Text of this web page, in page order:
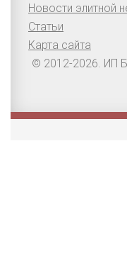
Новости элитной
Статьи
Карта сайта
© 2012-2026. ИП